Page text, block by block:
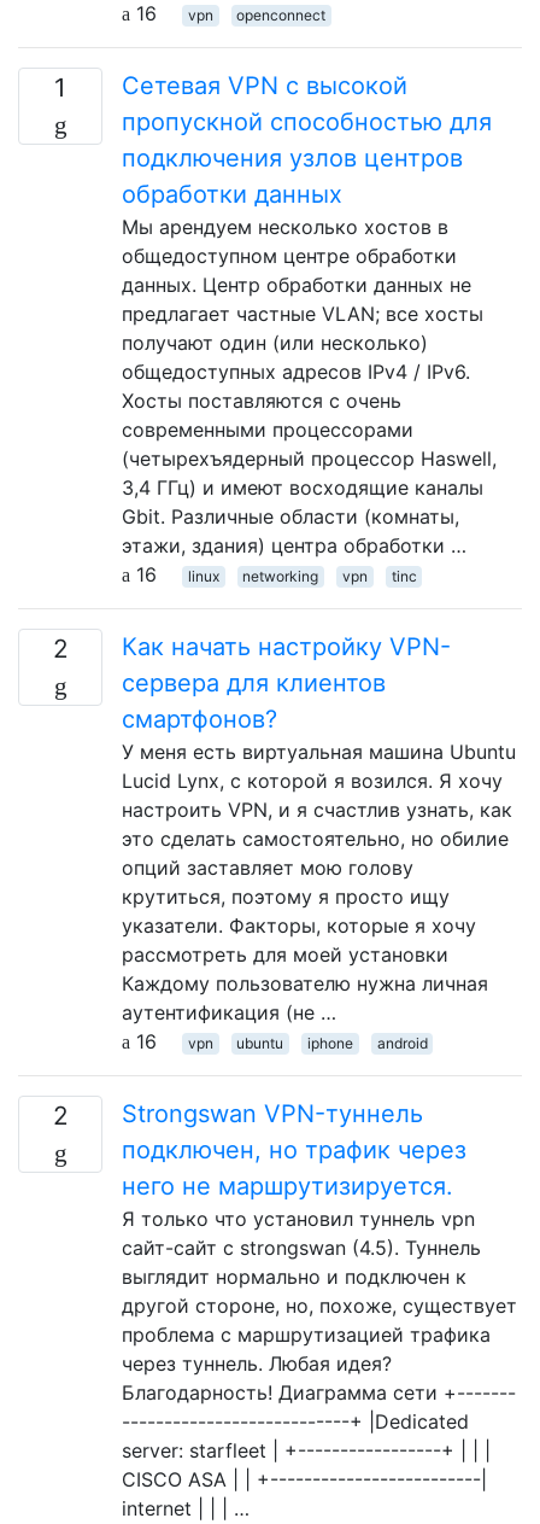
16
vpn openconnect
1
Сетевая VPN с высокой
пропускной способностью для
подключения узлов центров
обработки данных
Мы арендуем несколько хостов в
общедоступном центре обработки
данных. Центр обработки данных не
предлагает частные VLAN; все хосты
получают один (или несколько)
общедоступных адресов IPv4 / IPv6.
Хосты поставляются с очень
современными процессорами
(четырехъядерный процессор Haswell,
3,4 ГГц) и имеют восходящие каналы
Gbit. Различные области (комнаты,
этажи, здания) центра обработки …
16
linux networking vpn tinc
2
Как начать настройку VPN-
сервера для клиентов
смартфонов?
У меня есть виртуальная машина Ubuntu
Lucid Lynx, с которой я возился. Я хочу
настроить VPN, и я счастлив узнать, как
это сделать самостоятельно, но обилие
опций заставляет мою голову
крутиться, поэтому я просто ищу
указатели. Факторы, которые я хочу
рассмотреть для моей установки
Каждому пользователю нужна личная
аутентификация (не …
16
vpn ubuntu iphone android
2
Strongswan VPN-туннель
подключен, но трафик через
него не маршрутизируется.
Я только что установил туннель vpn
сайт-сайт с strongswan (4.5). Туннель
выглядит нормально и подключен к
другой стороне, но, похоже, существует
проблема с маршрутизацией трафика
через туннель. Любая идея?
Благодарность! Диаграмма сети +-------
---------------------------+ |Dedicated
server: starfleet | +-----------------+ | | |
CISCO ASA | | +-------------------------|
internet | | | …